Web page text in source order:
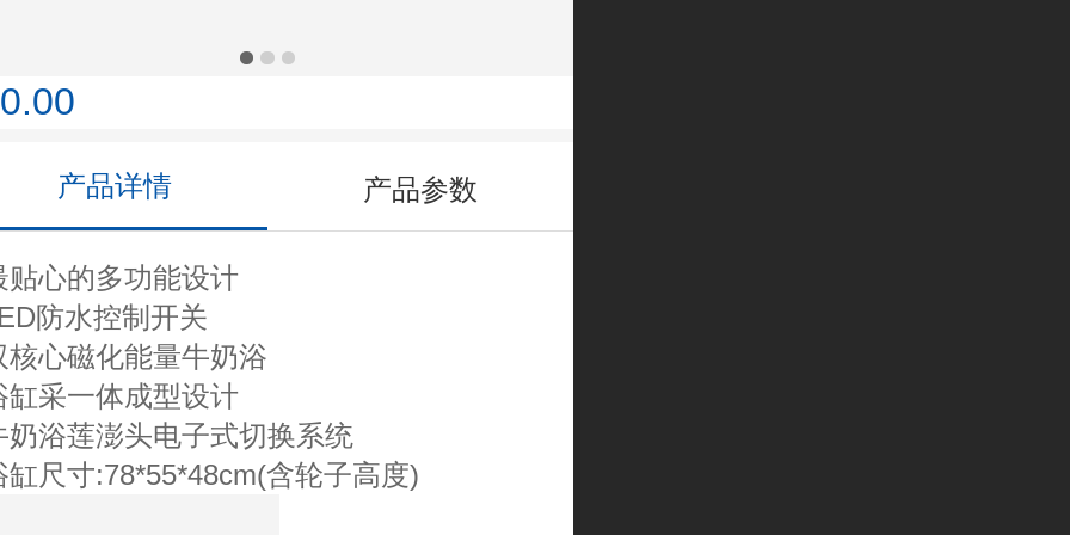
产品详情 产品参数
贴心的多功能设计
防水控制开关
核心磁化能量牛奶浴
缸采一体成型设计
奶浴莲澎头电子式切换系统
缸尺寸:78*55*48cm(含轮子高度)